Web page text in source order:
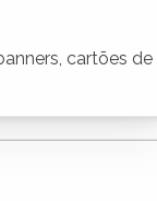
cartões de